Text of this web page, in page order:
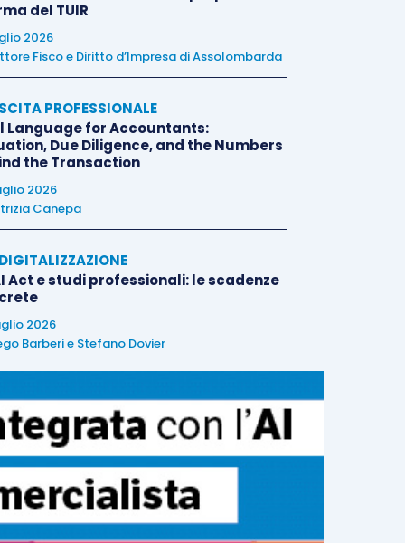
del TUIR
2026
Fisco e Diritto d’Impresa di Assolombarda
PROFESSIONALE
Language for Accountants:
Due Diligence, and the Numbers
the Transaction
2026
Canepa
Act e studi professionali: le scadenze
2026
Barberie Stefano Dovier